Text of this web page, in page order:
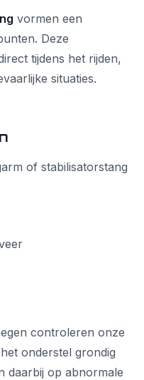
vormen een
Deze
tijdens het rijden,
situaties.
of stabilisatorstang
controleren onze
onderstel grondig
daarbij op abnormale